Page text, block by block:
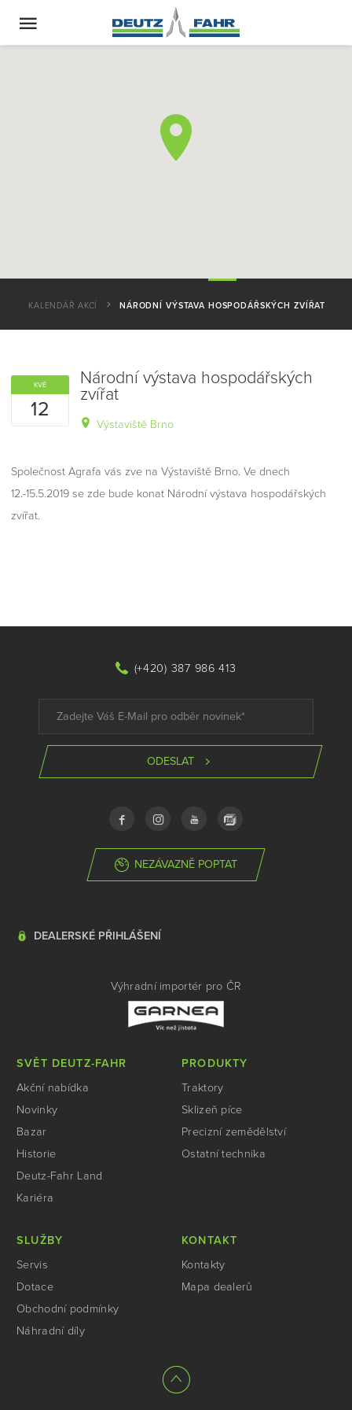
KALENDÁŘ AKCÍ NÁRODNÍ VÝSTAVA HOSPODÁŘSKÝCH ZVÍŘAT
KVĚ
12
Národní výstava hospodářských
zvířat
Výstaviště Brno
Společnost Agrafa vás zve na Výstaviště Brno. Ve dnech
12.-15.5.2019 se zde bude konat Národní výstava hospodářských
zvířat.
(+420) 387 986 413
ODESLAT
NEZÁVAZNĚ POPTAT
DEALERSKÉ PŘIHLÁŠENÍ
Výhradní importér pro ČR
SVĚT DEUTZ-FAHR
Akční nabídka
Novinky
Bazar
Historie
Deutz-Fahr Land
Kariéra
PRODUKTY
Traktory
Sklizeň píce
Precizní zemědělství
Ostatní technika
SLUŽBY
Servis
Dotace
Obchodní podmínky
Náhradní díly
KONTAKT
Kontakty
Mapa dealerů